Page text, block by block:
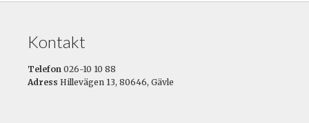
Kontakt
Telefon 026-10 10 88
Adress Hillevägen 13, 80646, Gävle